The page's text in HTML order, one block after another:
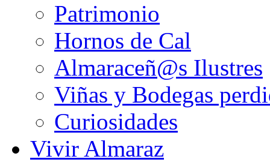
Patrimonio
Hornos de Cal
Almaraceñ@s Ilustres
Viñas y Bodegas
Curiosidades
Vivir Almaraz